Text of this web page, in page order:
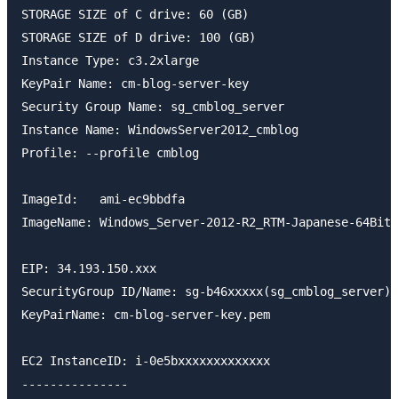
STORAGE SIZE of C drive: 60 (GB)
STORAGE SIZE of D drive: 100 (GB)
Instance Type: c3.2xlarge
KeyPair Name: cm-blog-server-key
Security Group Name: sg_cmblog_server
Instance Name: WindowsServer2012_cmblog
Profile: --profile cmblog
ImageId:   ami-ec9bbdfa
ImageName: Windows_Server-2012-R2_RTM-Japanese-
EIP: 34.193.150.xxx
SecurityGroup ID/Name: sg-b46xxxxx(sg_cmblog_server)
KeyPairName: cm-blog-server-key.pem
EC2 InstanceID: i-0e5bxxxxxxxxxxxxx
---------------